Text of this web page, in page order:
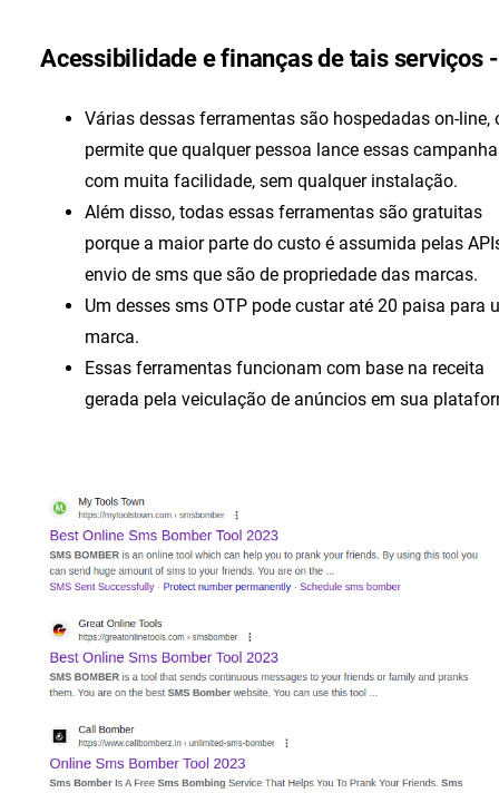
Acessibilidade e finanças de tais serviços -
Várias dessas ferramentas são hospedadas on-line,
permite que qualquer pessoa lance essas
com muita facilidade, sem qualquer instalação.
Além disso, todas essas ferramentas são gratuitas
porque a maior parte do custo é assumida pelas
envio de sms que são de propriedade das marcas.
Um desses sms OTP pode custar até 20 paisa para
marca.
Essas ferramentas funcionam com base na receita
gerada pela veiculação de anúncios em sua